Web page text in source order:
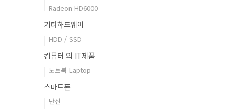
Radeon HD6000
기타하드웨어
HDD / SSD
컴퓨터 외 IT제품
노트북 Laptop
스마트폰
단신